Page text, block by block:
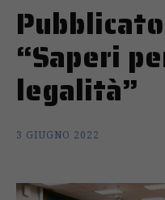
“Saperi
legalità”
3 GIUGNO 2022